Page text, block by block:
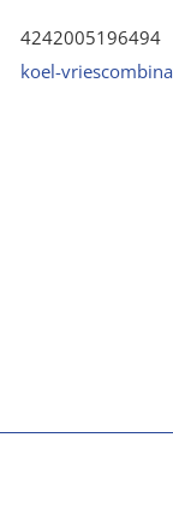
4242005196494
koel-